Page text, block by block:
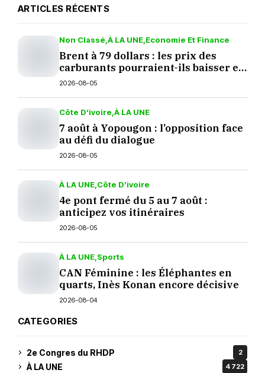
ARTICLES RÉCENTS
Non Classé À LA UNE Economie Et Finance
Brent à 79 dollars : les prix des
carburants pourraient-ils baisser en
septembre ?
2026-08-05
Côte D’ivoire À LA UNE
7 août à Yopougon : l’opposition face
au défi du dialogue
2026-08-05
À LA UNE Côte D’ivoire
4e pont fermé du 5 au 7 août :
anticipez vos itinéraires
2026-08-05
À LA UNE Sports
CAN Féminine : les Éléphantes en
quarts, Inès Konan encore décisive
2026-08-04
CATEGORIES
2e Congres du RHDP 2
À LA UNE 4 722